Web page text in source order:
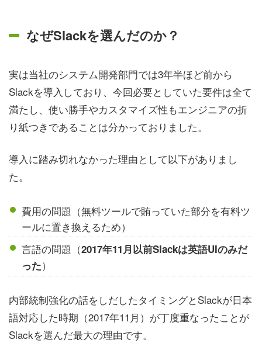
なぜSlackを選んだのか？
実は当社のシステム開発部門では3年半ほど前から
Slackを導入しており、今回必要としていた要件は全て
満たし、使い勝手やカスタマイズ性もエンジニアの折
り紙つきであることは分かっておりました。
導入に踏み切れなかった理由として以下がありまし
た。
費用の問題（無料ツールで賄っていた部分を有料ツ
ールに置き換えるため）
言語の問題（2017年11月以前Slackは英語UIのみだ
った）
内部統制強化の話をしだしたタイミングとSlackが日本
語対応した時期（2017年11月）が丁度重なったことが
Slackを選んだ最大の理由です。